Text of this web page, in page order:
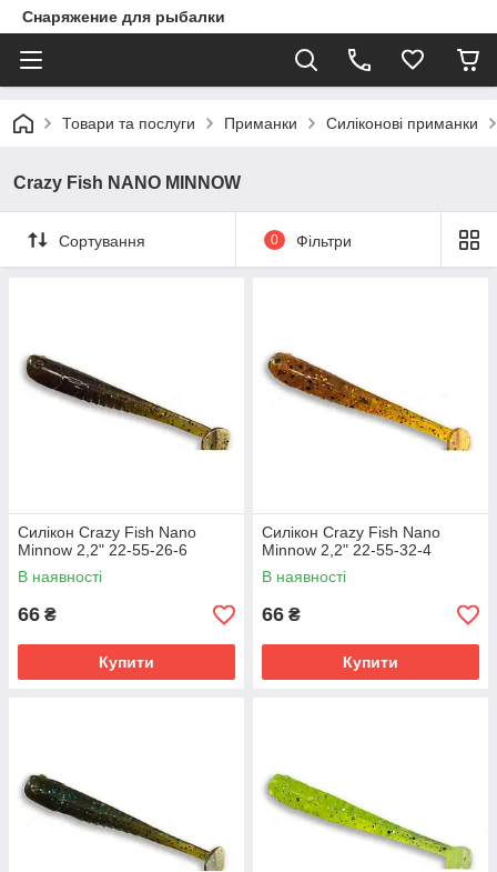
Снаряжение для рыбалки
Товари та послуги Приманки Силіконові приманки
Crazy Fish NANO MINNOW
Сортування 0 Фільтри
Силікон Crazy Fish Nano
Minnow 2,2" 22-55-26-6
В наявності
66 ₴
Купити
Силікон Crazy Fish Nano
Minnow 2,2" 22-55-32-4
В наявності
66 ₴
Купити